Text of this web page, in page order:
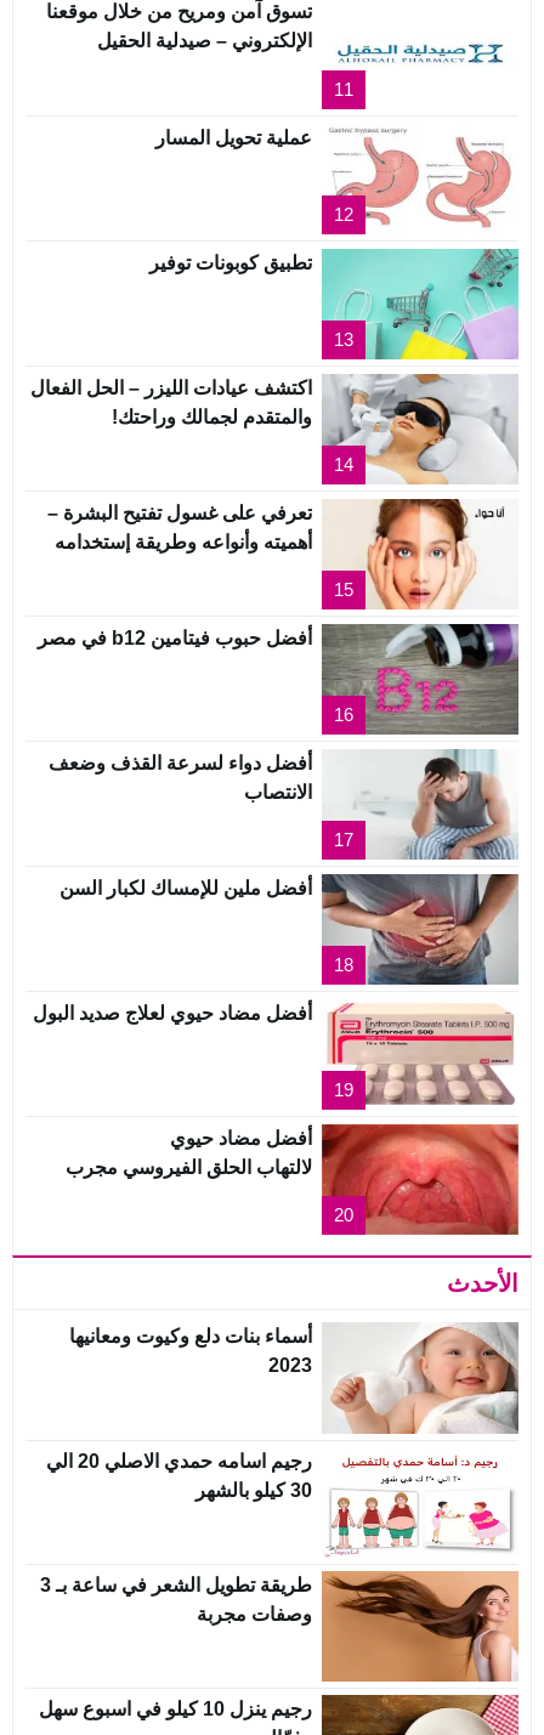
11
تسوق آمن ومريح من خلال موقعنا
الإلكتروني – صيدلية الحقيل
12
عملية تحويل المسار
13
تطبيق كوبونات توفير
14
اكتشف عيادات الليزر – الحل الفعال
والمتقدم لجمالك وراحتك!
15
تعرفي على غسول تفتيح البشرة –
أهميته وأنواعه وطريقة إستخدامه
16
أفضل حبوب فيتامين b12 في مصر
17
أفضل دواء لسرعة القذف وضعف
الانتصاب
18
أفضل ملين للإمساك لكبار السن
19
أفضل مضاد حيوي لعلاج صديد البول
20
أفضل مضاد حيوي
لالتهاب الحلق الفيروسي مجرب
الأحدث
أسماء بنات دلع وكيوت ومعانيها
2023
رجيم اسامه حمدي الاصلي 20 الي
30 كيلو بالشهر
طريقة تطويل الشعر في ساعة بـ 3
وصفات مجربة
رجيم ينزل 10 كيلو في اسبوع سهل